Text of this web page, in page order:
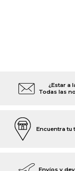
¿Estar a
Todas las
Encuentra tu
Envíos y